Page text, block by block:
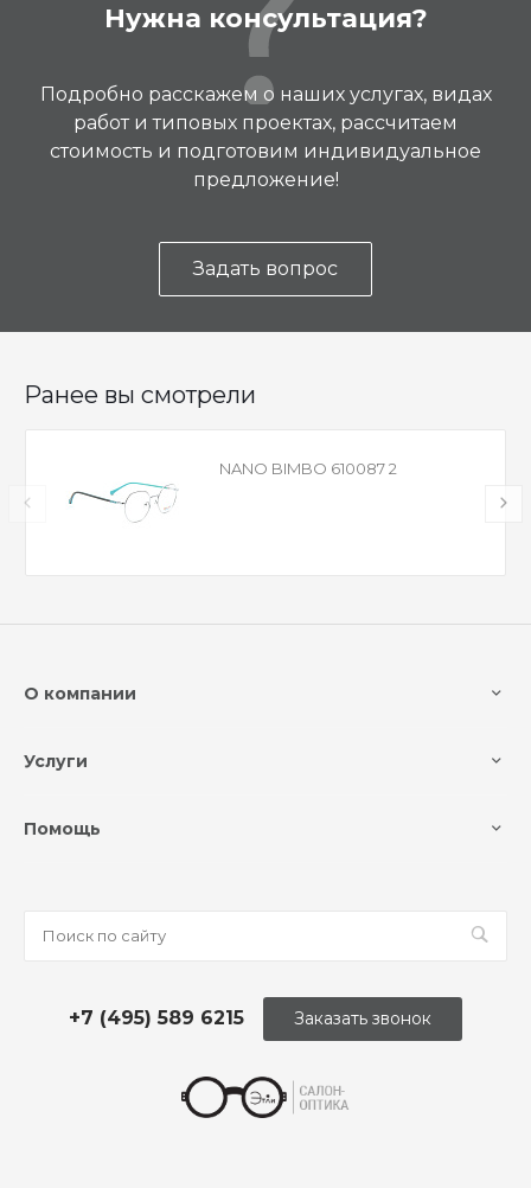
Нужна консультация?
Подробно расскажем о наших услугах, видах
работ и типовых проектах, рассчитаем
стоимость и подготовим индивидуальное
предложение!
Задать вопрос
Ранее вы смотрели
NANO BIMBO 610087 2
О компании
Услуги
Помощь
+7 (495) 589 6215 Заказать звонок